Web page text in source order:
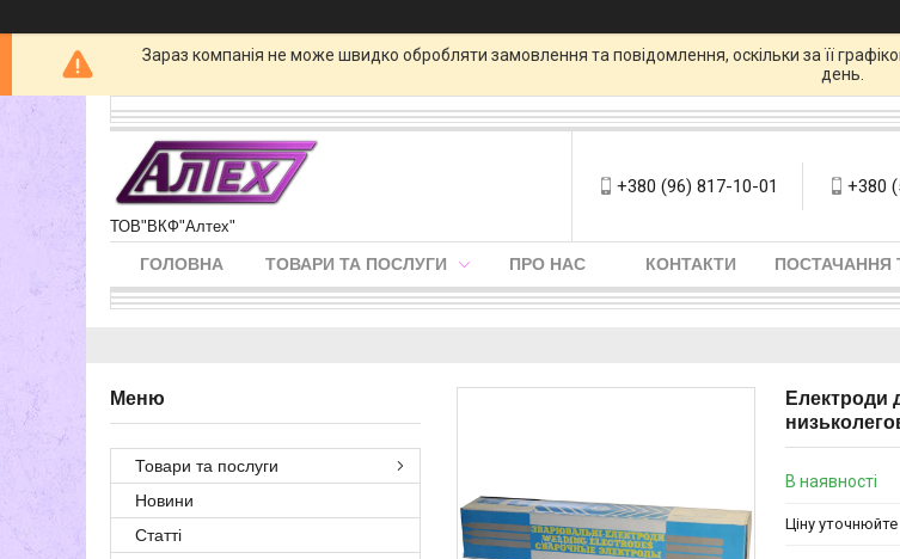
Зараз компанія не може швидко обробляти замовлення та повідомлення, оскільки за її
день.
ТОВ"ВКФ"Алтех"
+380 (96) 817-10-01 +380
ГОЛОВНА ТОВАРИ ТА ПОСЛУГИ ПРО НАС КОНТАКТИ ПОСТАЧАННЯ
Електроди
В наявності
Ціну уточнюйте
Товари та послуги
Новини
Статті